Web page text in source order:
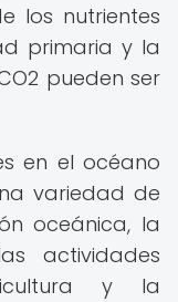
los nutrientes
primaria y la
pueden ser
en el océano
variedad de
oceánica, la
actividades
y la